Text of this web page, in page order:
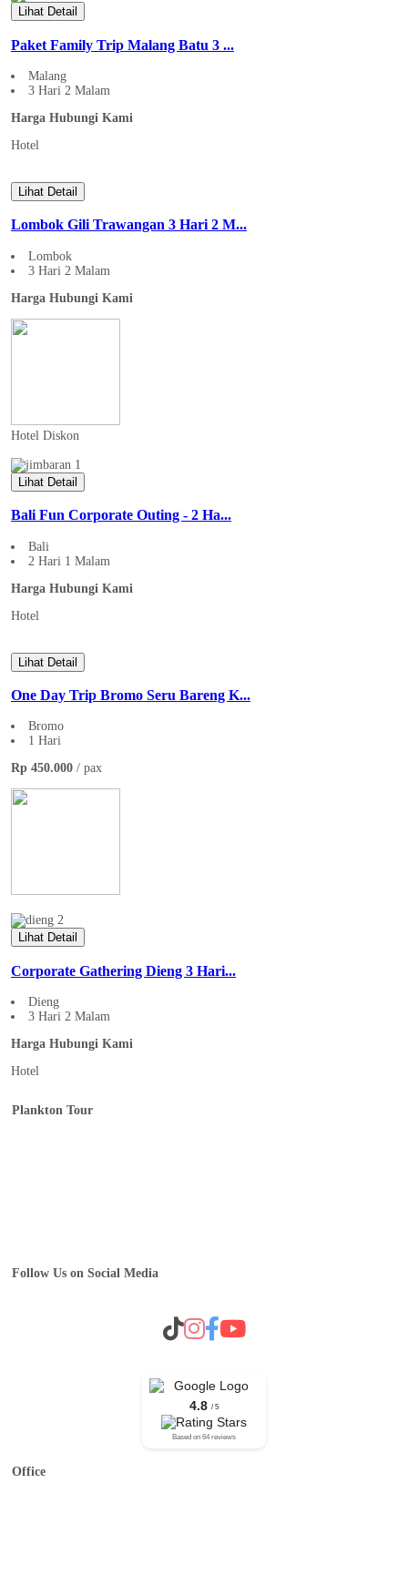
Lihat Detail
Paket Family Trip Malang Batu 3 ...
Malang
3 Hari 2 Malam
Harga Hubungi Kami
Hotel
Lihat Detail
Lombok Gili Trawangan 3 Hari 2 M...
Lombok
3 Hari 2 Malam
Harga Hubungi Kami
Hotel Diskon
Lihat Detail
Bali Fun Corporate Outing - 2 Ha...
Bali
2 Hari 1 Malam
Harga Hubungi Kami
Hotel
Lihat Detail
One Day Trip Bromo Seru Bareng K...
Bromo
1 Hari
Rp 450.000 / pax
Lihat Detail
Corporate Gathering Dieng 3 Hari...
Dieng
3 Hari 2 Malam
Harga Hubungi Kami
Hotel
Plankton Tour
Follow Us on Social Media
4.8 / 5
Based on 64 reviews
Office